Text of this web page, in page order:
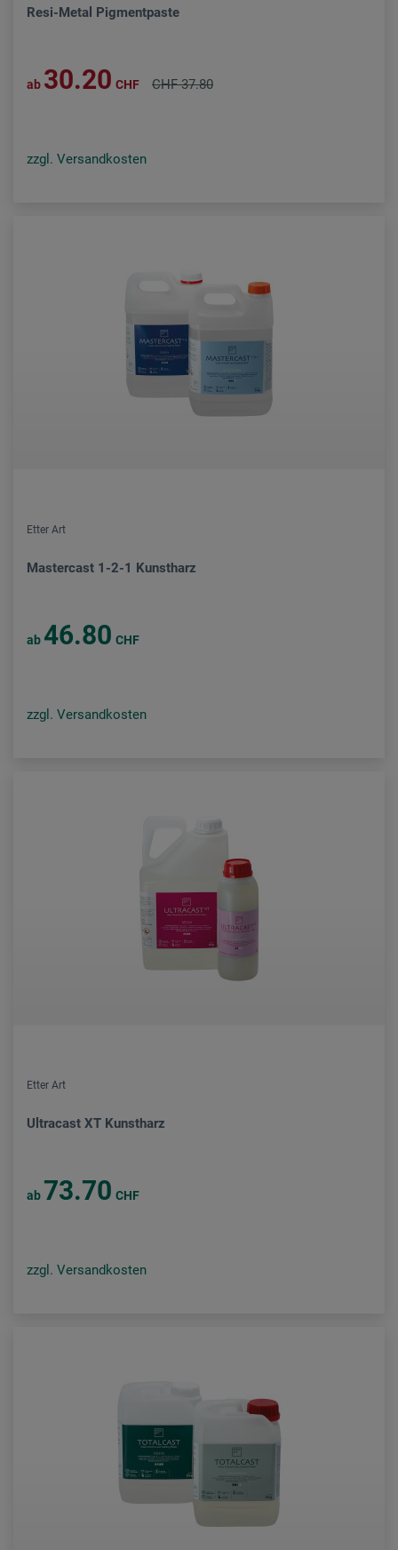
Resi-Metal Pigmentpaste
ab 30.20 CHF CHF 37.80
zzgl. Versandkosten
Etter Art
Mastercast 1-2-1 Kunstharz
ab 46.80 CHF
zzgl. Versandkosten
Etter Art
Ultracast XT Kunstharz
ab 73.70 CHF
zzgl. Versandkosten